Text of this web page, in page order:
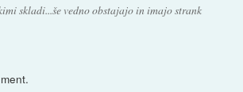
skladi...še vedno obstajajo in imajo strank